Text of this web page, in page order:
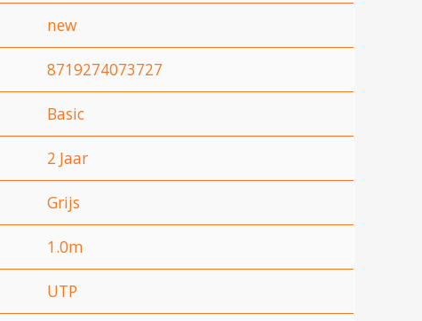
new
8719274073727
Basic
2 Jaar
Grijs
1.0m
UTP